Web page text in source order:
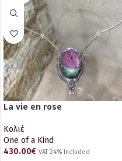
La vie en rose
Κολιέ
One of a Kind
430.00€ VAT 24% Included